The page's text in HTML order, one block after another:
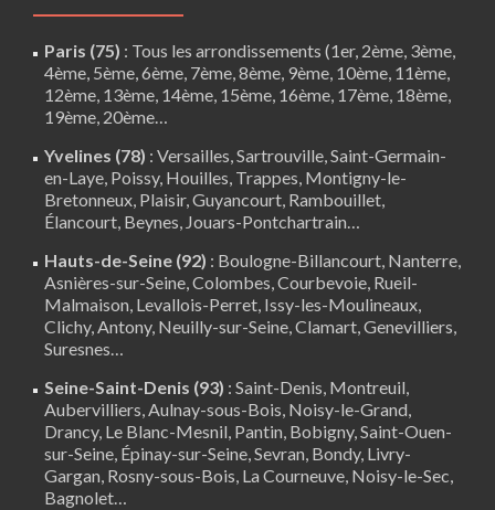
Paris (75) : Tous les arrondissements (1er, 2ème, 3ème,
4ème, 5ème, 6ème, 7ème, 8ème, 9ème, 10ème, 11ème,
12ème, 13ème, 14ème, 15ème, 16ème, 17ème, 18ème,
19ème, 20ème…
Yvelines (78) : Versailles,Sartrouville,Saint-Germain-
en-Laye, Poissy, Houilles, Trappes, Montigny-le-
Bretonneux, Plaisir,Guyancourt, Rambouillet,
Élancourt, Beynes, Jouars-Pontchartrain…
Hauts-de-Seine (92) : Boulogne-Billancourt, Nanterre,
Asnières-sur-Seine, Colombes, Courbevoie, Rueil-
Malmaison, Levallois-Perret, Issy-les-Moulineaux,
Clichy, Antony, Neuilly-sur-Seine,Clamart, Genevilliers,
Suresnes…
Seine-Saint-Denis (93) : Saint-Denis, Montreuil,
Aubervilliers, Aulnay-sous-Bois, Noisy-le-Grand,
Drancy, Le Blanc-Mesnil, Pantin, Bobigny, Saint-Ouen-
sur-Seine, Épinay-sur-Seine, Sevran, Bondy, Livry-
Gargan, Rosny-sous-Bois, La Courneuve, Noisy-le-Sec,
Bagnolet…